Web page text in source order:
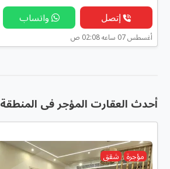
إتصل واتساب
أغسطس 07 ساعه 02:08 ص
أحدث العقارت المؤجر فى المنطقة
مؤجرة شقق